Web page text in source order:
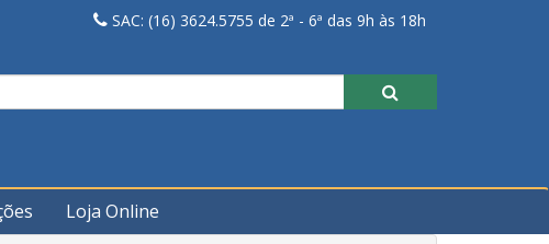
SAC: (16) 3624.5755 de 2ª - 6ª das 9h às 18h
Loja Online